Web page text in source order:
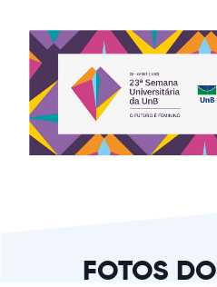
FOTOS DO